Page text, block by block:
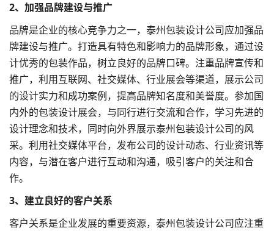
2、加强品牌建设与推广
品牌是企业的核心竞争力之一，泰州包装设计公司应加强品
牌建设与推广。打造具有特色和影响力的品牌形象，通过设
计优秀的包装作品，树立良好的品牌口碑。注重品牌宣传和
推广，利用互联网、社交媒体、行业展会等渠道，展示公司
的设计实力和成功案例，提高品牌知名度和美誉度。参加国
内外的包装设计展会，与同行进行交流和合作，学习先进的
设计理念和技术，同时向外界展示泰州包装设计公司的风
采。利用社交媒体平台，发布公司的设计动态、行业资讯等
内容，与潜在客户进行互动和沟通，吸引客户的关注和合
作。
3、建立良好的客户关系
客户关系是企业发展的重要资源，泰州包装设计公司应注重